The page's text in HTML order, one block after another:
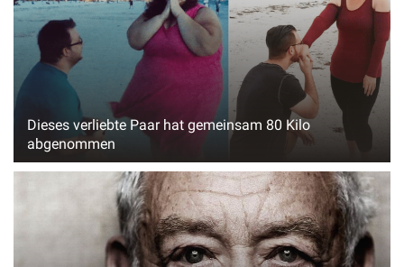
Dieses verliebte Paar hat gemeinsam 80 Kilo
abgenommen